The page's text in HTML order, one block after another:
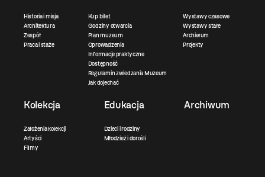
Historia i misja
Architektura
Zespół
Praca i staże
Kup bilet
Godziny otwarcia
Plan muzeum
Oprowadzenia
Informacje praktyczne
Dostępność
Regulamin zwiedzania Muzeum
Jak dojechać
Wystawy czasowe
Wystawy stałe
Archiwum
Projekty
Kolekcja
Założenia kolekcji
Artyści
Filmy
Edukacja
Dzieci i rodziny
Młodzież i dorośli
Archiwum